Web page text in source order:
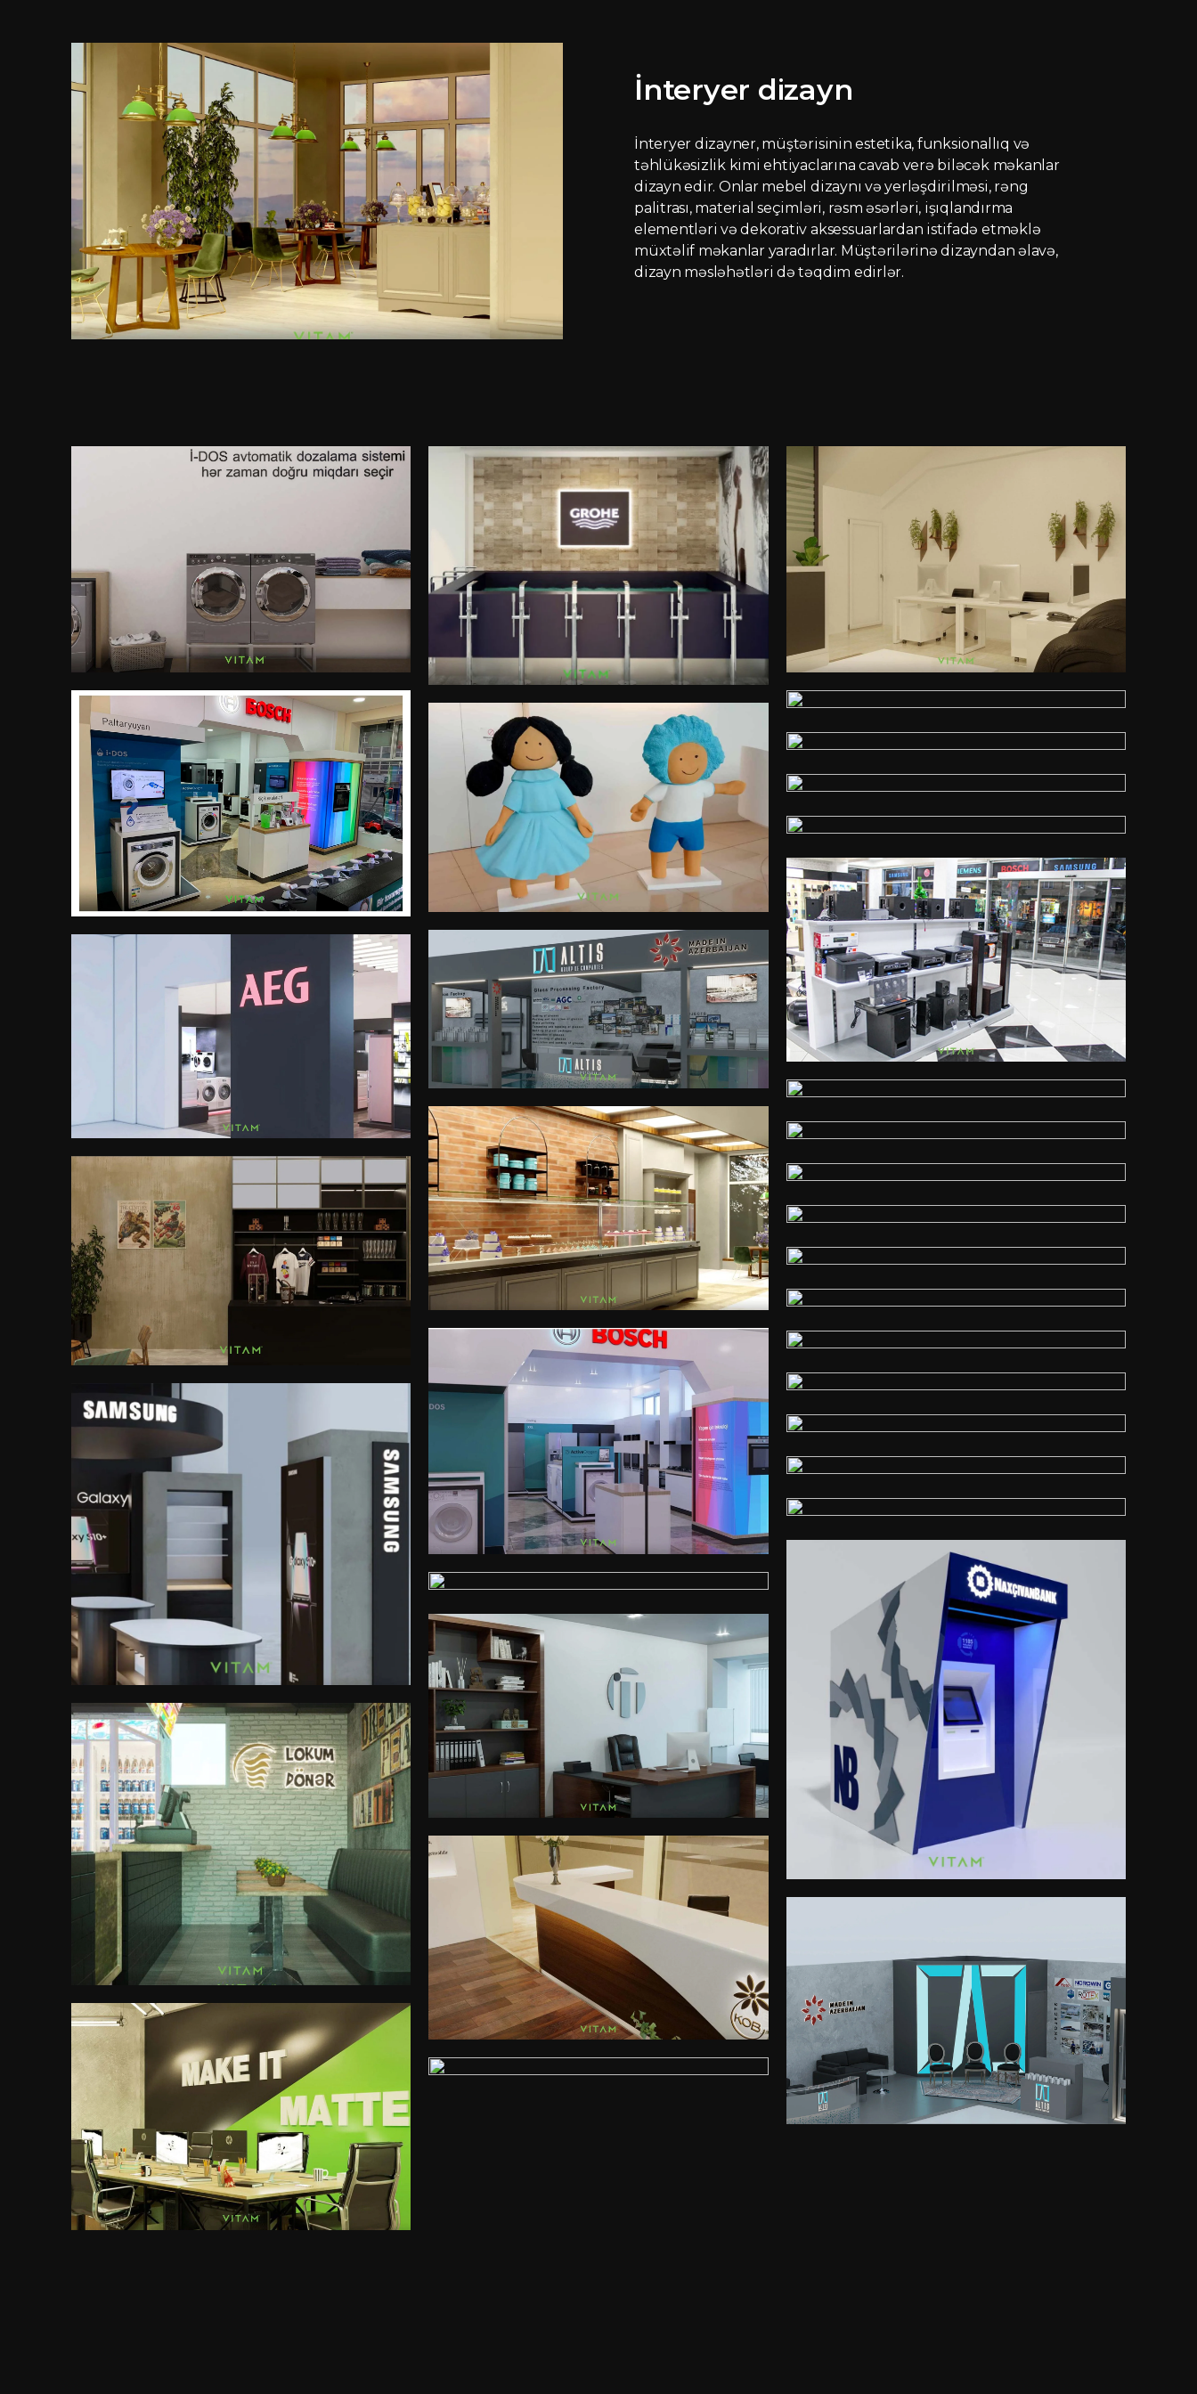
İnteryer dizayn
İnteryer dizayner, müştərisinin estetika, funksionallıq və
təhlükəsizlik kimi ehtiyaclarına cavab verə biləcək məkanlar
dizayn edir. Onlar mebel dizaynı və yerləşdirilməsi, rəng
palitrası, material seçimləri, rəsm əsərləri, işıqlandırma
elementləri və dekorativ aksessuarlardan istifadə etməklə
müxtəlif məkanlar yaradırlar. Müştərilərinə dizayndan əlavə,
dizayn məsləhətləri də təqdim edirlər.